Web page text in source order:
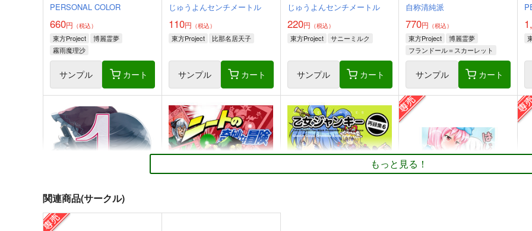
PERSONAL COLOR
660円 （税込）
東方Project
博麗霊夢
霧雨魔理沙
アリス・マーガトロイド
サンプル カート
じゅうよんセンチメートル
110円 （税込）
東方Project 比那名居天子
サンプル カート
じゅうよんセンチメートル
220円 （税込）
東方Project サニーミルク
サンプル カート
自称清純派
770円 （税込）
東方Project
博麗霊夢
フランドール＝スカーレット
レミリア＝スカーレット
サンプル カート
もっと見る！
関連商品(サークル)